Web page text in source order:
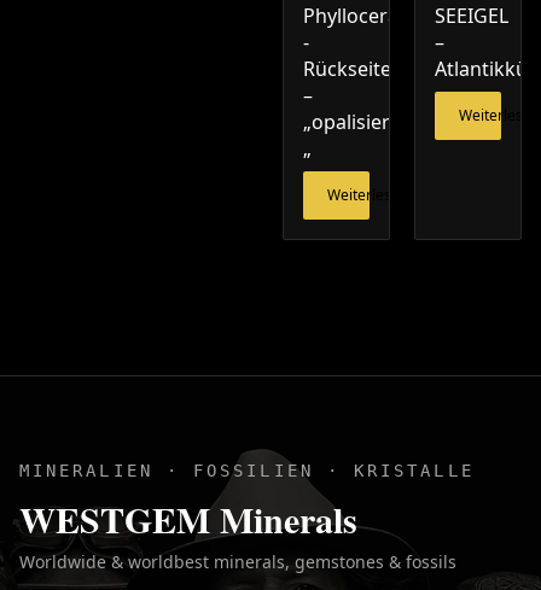
Phylloceras
-
Rückseite
–
„opalisiert
„
Weiterlesen
SEEIGEL
–
Weiterlesen
MINERALIEN · FOSSILIEN · KRISTALLE
WESTGEM Minerals
Worldwide & worldbest minerals, gemstones & fossils